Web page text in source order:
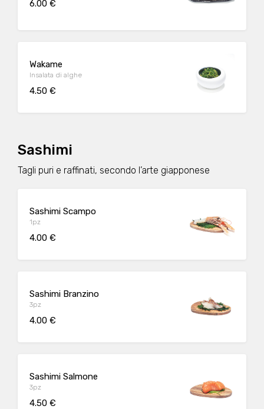
6.00 €
Wakame
Insalata di alghe
4.50 €
Sashimi
Tagli puri e raffinati, secondo l’arte giapponese
Sashimi Scampo
1pz
4.00 €
Sashimi Branzino
3pz
4.00 €
Sashimi Salmone
3pz
4.50 €